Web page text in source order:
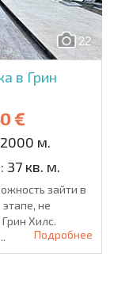
22
в Грин
€
2000 м.
37 кв. м.
зайти в
не
Хилс.
Подробнее